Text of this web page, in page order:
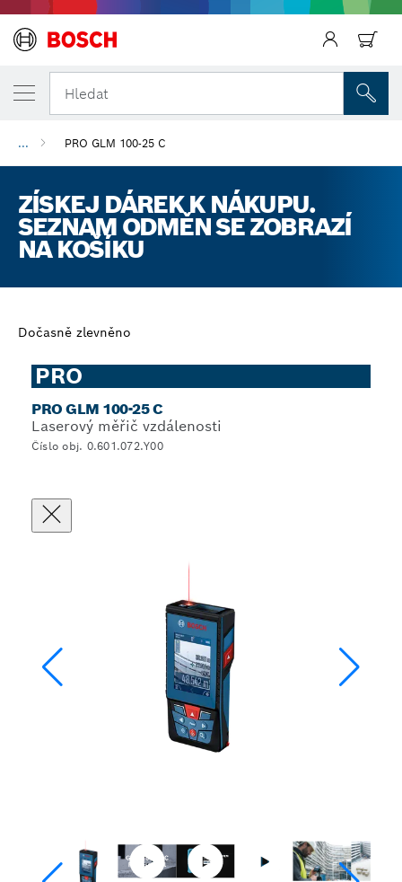
Hledat
... PRO GLM 100-25 C
ZÍSKEJ DÁREK K NÁKUPU.
SEZNAM ODMĚN SE ZOBRAZÍ
NA KOŠÍKU
Dočasně zlevněno
PRO
PRO GLM 100-25 C
Laserový měřič vzdálenosti
Číslo obj. 0.601.072.Y00